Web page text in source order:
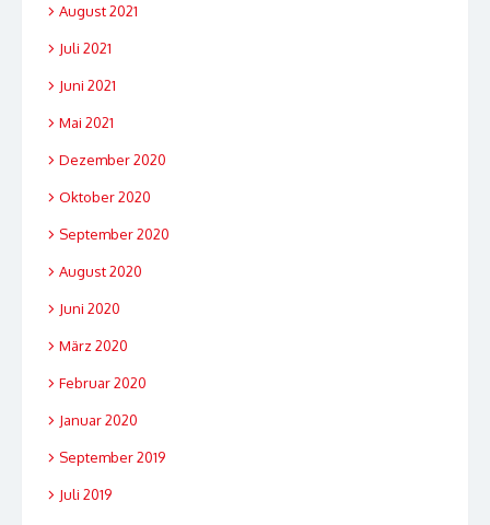
August 2021
Juli 2021
Juni 2021
Mai 2021
Dezember 2020
Oktober 2020
September 2020
August 2020
Juni 2020
März 2020
Februar 2020
Januar 2020
September 2019
Juli 2019